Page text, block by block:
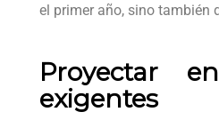
el primer año, sino también
Proyectar
exigentes